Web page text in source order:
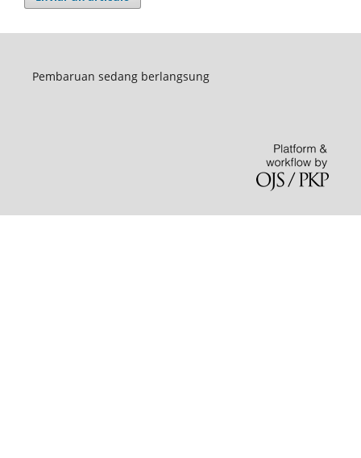
Pembaruan sedang berlangsung